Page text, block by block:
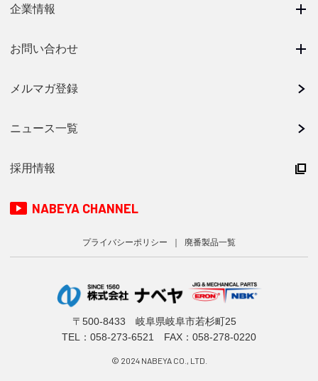
企業情報
お問い合わせ
メルマガ登録
ニュース一覧
採用情報
NABEYA CHANNEL
プライバシーポリシー 廃番製品一覧
〒500-8433 岐阜県岐阜市若杉町25
TEL： 058-273-6521 FAX：058-278-0220
© 2024 NABEYA CO., LTD.